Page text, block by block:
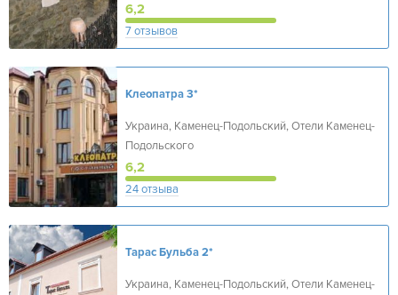
6,2
7 отзывов
Клеопатра3*
Украина, Каменец-Подольский, Отели Каменец-
Подольского
6,2
24 отзыва
Тарас Бульба2*
Украина, Каменец-Подольский, Отели Каменец-